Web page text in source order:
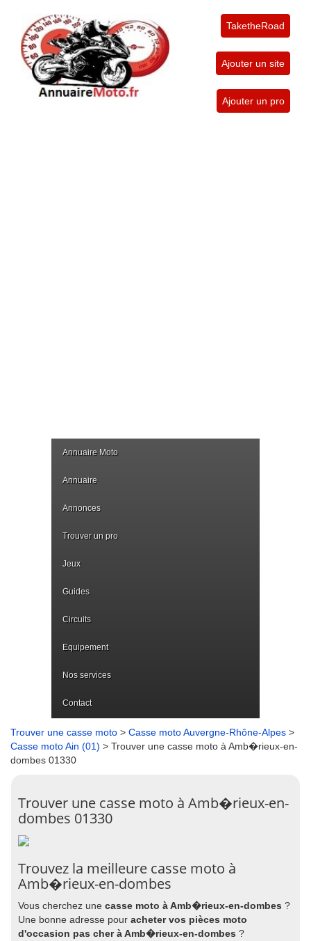
TaketheRoad
Ajouter un site
Ajouter un pro
Annuaire Moto
Annuaire
Annonces
Trouver un pro
Jeux
Guides
Circuits
Equipement
Nos services
Contact
Trouver une casse moto > Casse moto Auvergne-Rhône-Alpes >
Casse moto Ain (01) > Trouver une casse moto à Amb�rieux-en-
dombes 01330
Trouver une casse moto à Amb�rieux-en-
dombes 01330
Trouvez la meilleure casse moto à
Amb�rieux-en-dombes
Vous cherchez une casse moto à Amb�rieux-en-dombes ?
Une bonne adresse pour acheter vos pièces moto
d'occasion pas cher à Amb�rieux-en-dombes ?